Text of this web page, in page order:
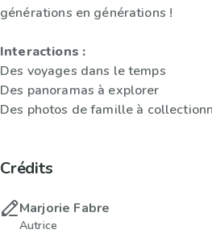
générations en générations !
Interactions :
Des voyages dans le temps
Des panoramas à explorer
Des photos de famille à
Crédits
Marjorie Fabre
Autrice